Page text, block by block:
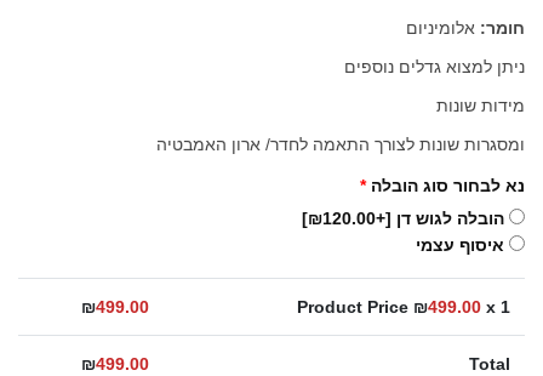
חומר: אלומיניום
ניתן למצוא גדלים נוספים
מידות שונות
ומסגרות שונות לצורך התאמה לחדר/ ארון האמבטיה
נא לבחור סוג הובלה *
הובלה לגוש דן [+₪120.00]
איסוף עצמי
Product Price ₪499.00 x 1
₪499.00
Total
₪499.00